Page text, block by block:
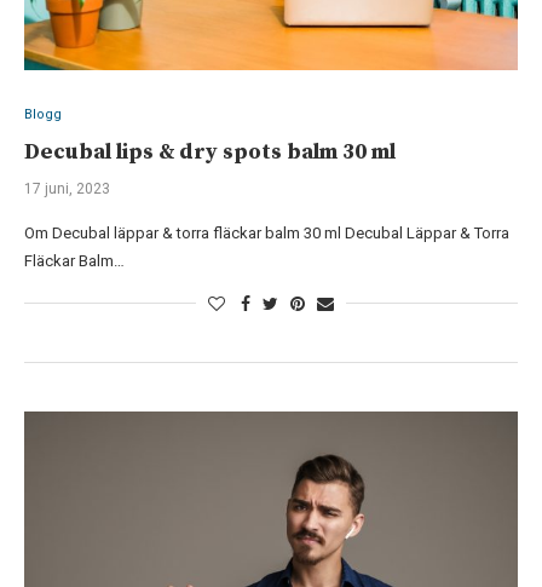
Blogg
Decubal lips & dry spots balm 30 ml
17 juni, 2023
Om Decubal läppar & torra fläckar balm 30 ml Decubal Läppar & Torra
Fläckar Balm…